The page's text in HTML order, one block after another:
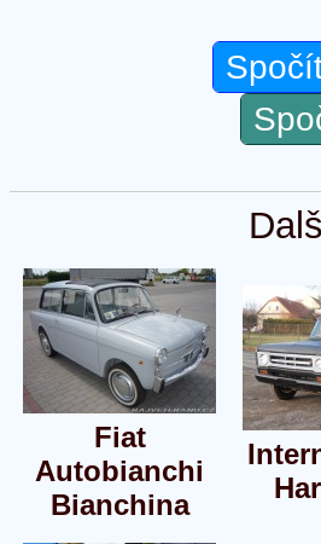
Fiat
Autobianchi
Bianchina